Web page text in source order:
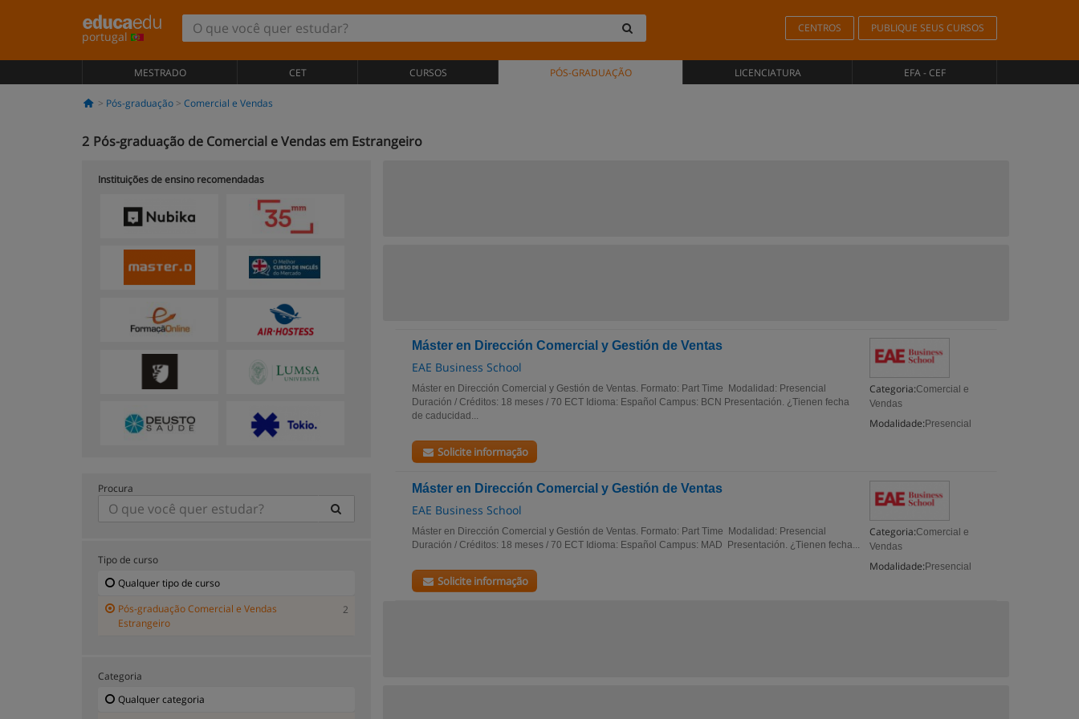
portugal
CENTROS PUBLIQUE SEUS CURSOS
MESTRADO CET CURSOS PÓS-GRADUAÇÃO LICENCIATURA EFA - CEF
Pós-graduação Comercial e Vendas
2 Pós-graduação de Comercial e Vendas em Estrangeiro
Máster en Dirección Comercial y Gestión de Ventas
EAE Business School
Categoria:Comercial e
Vendas
Modalidade: Presencial
Máster en Dirección Comercial y Gestión de Ventas. Formato: Part Time Modalidad: Presencial
Duración / Créditos: 18 meses / 70 ECT Idioma: Español Campus: BCN Presentación. ¿Tienen fecha
de caducidad...
Solicite informação
Máster en Dirección Comercial y Gestión de Ventas
EAE Business School
Categoria:Comercial e
Vendas
Modalidade: Presencial
Máster en Dirección Comercial y Gestión de Ventas. Formato: Part Time Modalidad: Presencial
Duración / Créditos: 18 meses / 70 ECT Idioma: Español Campus: MAD Presentación. ¿Tienen fecha...
Solicite informação
Instituições de ensino recomendadas
Procura
Tipo de curso
Qualquer tipo de curso
Pós-graduação Comercial e Vendas
Estrangeiro
2
Categoria
Qualquer categoria